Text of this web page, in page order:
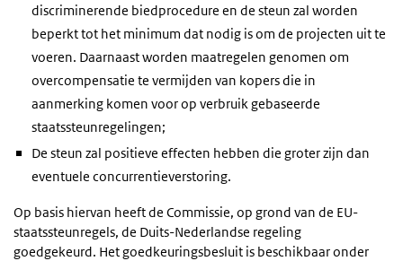
discriminerende biedprocedure en de steun zal worden
beperkt tot het minimum dat nodig is om de projecten uit te
voeren. Daarnaast worden maatregelen genomen om
overcompensatie te vermijden van kopers die in
aanmerking komen voor op verbruik gebaseerde
staatssteunregelingen;
De steun zal positieve effecten hebben die groter zijn dan
eventuele concurrentieverstoring.
Op basis hiervan heeft de Commissie, op grond van de EU-
staatssteunregels, de Duits-Nederlandse regeling
goedgekeurd. Het goedkeuringsbesluit is beschikbaar onder